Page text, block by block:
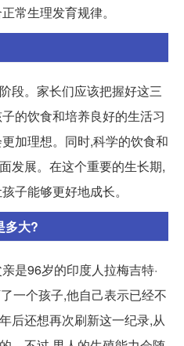
常生理发育规律。
段。家长们应该把握好这三
的饮食和培养良好的生活习
加理想。同时,科学的饮食和
发展。在这个重要的生长期,
子能够更好地成长。
多大?
是96岁的印度人拉梅吉特·
一个孩子,他自己表示已经不
后还想再次刷新这一纪录,从